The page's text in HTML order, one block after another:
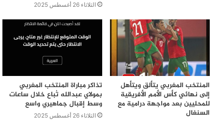
الثلاثاء 26 أغسطس 2025
المنتخب المغربي يتألق ويتأهل
إلى نهائي كأس الأمم الأفريقية
للمحليين بعد مواجهة درامية مع
السنغال
تذاكر مباراة المنتخب المغربي
بمولاي عبدالله تُباع خلال ساعات
وسط إقبال جماهيري واسع
الثلاثاء 26 أغسطس 2025